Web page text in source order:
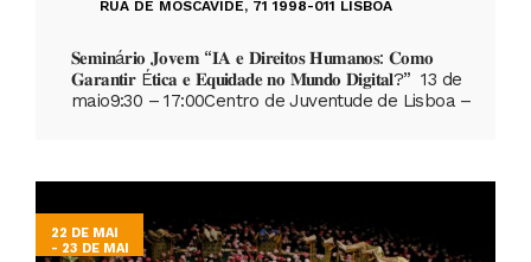
RUA DE MOSCAVIDE, 71 1998-011 LISBOA
𝐒𝐞𝐦𝐢𝐧á𝐫𝐢𝐨 𝐉𝐨𝐯𝐞𝐦 “𝐈𝐀 𝐞 𝐃𝐢𝐫𝐞𝐢𝐭𝐨𝐬 𝐇𝐮𝐦𝐚𝐧𝐨𝐬: 𝐂𝐨𝐦𝐨
𝐆𝐚𝐫𝐚𝐧𝐭𝐢𝐫 É𝐭𝐢𝐜𝐚 𝐞 𝐄𝐪𝐮𝐢𝐝𝐚𝐝𝐞 𝐧𝐨 𝐌𝐮𝐧𝐝𝐨 𝐃𝐢𝐠𝐢𝐭𝐚𝐥?” 13 de
maio9:30 – 17:00Centro de Juventude de Lisboa –
22 DE MAI
- 23 DE MAI